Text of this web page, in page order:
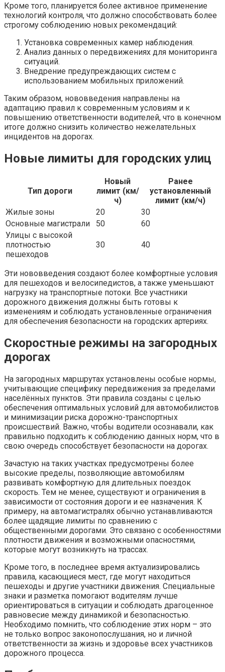
Кроме того, планируется более активное применение
технологий контроля, что должно способствовать более
строгому соблюдению новых рекомендаций:
Установка современных камер наблюдения.
Анализ данных о передвижениях для мониторинга
ситуаций.
Внедрение предупреждающих систем с
использованием мобильных приложений.
Таким образом, нововведения направлены на
адаптацию правил к современным условиям и к
повышению ответственности водителей, что в конечном
итоге должно снизить количество нежелательных
инцидентов на дорогах.
Новые лимиты для городских улиц
Тип дороги
Новый
лимит (км/
ч)
Ранее
установленный
лимит (км/ч)
Жилые зоны
20
30
Основные магистрали
50
60
Улицы с высокой
плотностью
пешеходов
30 40
Эти нововведения создают более комфортные условия
для пешеходов и велосипедистов, а также уменьшают
нагрузку на транспортные потоки. Все участники
дорожного движения должны быть готовы к
изменениям и соблюдать установленные ограничения
для обеспечения безопасности на городских артериях.
Скоростные режимы на загородных
дорогах
На загородных маршрутах установлены особые нормы,
учитывающие специфику передвижения за пределами
населённых пунктов. Эти правила созданы с целью
обеспечения оптимальных условий для автомобилистов
и минимизации риска дорожно-транспортных
происшествий. Важно, чтобы водители осознавали, как
правильно подходить к соблюдению данных норм, что в
свою очередь способствует безопасности на дорогах.
Зачастую на таких участках предусмотрены более
высокие пределы, позволяющие автомобилям
развивать комфортную для длительных поездок
скорость. Тем не менее, существуют и ограничения в
зависимости от состояния дороги и ее назначения. К
примеру, на автомагистралях обычно устанавливаются
более щадящие лимиты по сравнению с
общественными дорогами. Это связано с особенностями
плотности движения и возможными опасностями,
которые могут возникнуть на трассах.
Кроме того, в последнее время актуализировались
правила, касающиеся мест, где могут находиться
пешеходы и другие участники движения. Специальные
знаки и разметка помогают водителям лучше
ориентироваться в ситуации и соблюдать драгоценное
равновесие между динамикой и безопасностью.
Необходимо помнить, что соблюдение этих норм – это
не только вопрос законопослушания, но и личной
ответственности за жизнь и здоровье всех участников
дорожного процесса.